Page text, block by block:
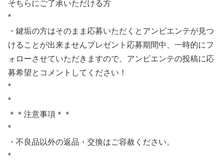
そちらにご了承いただける方
*
・鍵垢の方はそのまま応募いただくとアンビエンテが見つ
けることが出来ませんプレゼント応募期間中、一時的にフ
ォローさせていただきますので、アンビエンテの投稿に応
募希望とコメントしてください！
*
*
＊＊注意事項＊＊
*
・不良品以外の返品・交換はご容赦ください。
*